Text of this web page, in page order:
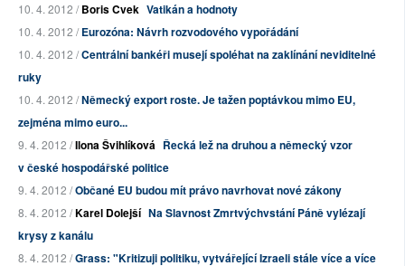
10. 4. 2012 /Boris Cvek Vatikán a hodnoty
10. 4. 2012 /Eurozóna: Návrh rozvodového vypořádání
10. 4. 2012 /Centrální bankéři musejí spoléhat na zaklínání neviditelné
ruky
10. 4. 2012 /Německý export roste. Je tažen poptávkou mimo EU,
zejména mimo euro...
9. 4. 2012 /Ilona Švihlíková Řecká lež na druhou a německý vzor
v české hospodářské politice
9. 4. 2012 /Občané EU budou mít právo navrhovat nové zákony
8. 4. 2012 /Karel Dolejší Na Slavnost Zmrtvýchvstání Páně vylézají
krysy z kanálu
8. 4. 2012 /Grass: "Kritizuji politiku, vytvářející Izraeli stále více a více